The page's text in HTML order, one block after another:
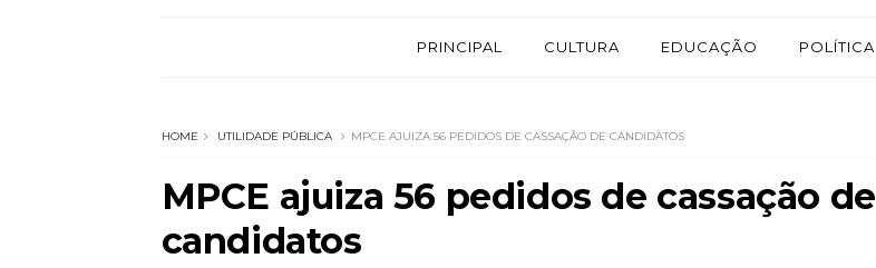
PRINCIPAL CULTURA EDUCAÇÃO POLÍTICA
HOME UTILIDADE PÚBLICA MPCE AJUIZA 56 PEDIDOS DE CASSAÇÃO DE CANDIDATOS
MPCE ajuiza 56 pedidos de cassação de
candidatos